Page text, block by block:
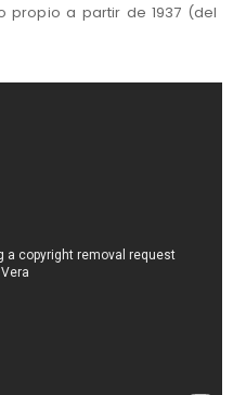
propio a partir de 1937 (del